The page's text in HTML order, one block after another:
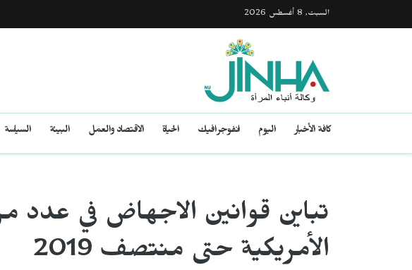
السبت, 8 أغسطس 2026
كافة الأخبار اليوم انفوجرافيك الحياة الاقتصاد والعمل البيئة السياسة
تباين قوانين الاجهاض في عدد
الأمريكية حتى منتصف 2019